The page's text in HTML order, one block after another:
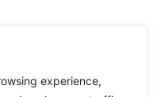
experience,